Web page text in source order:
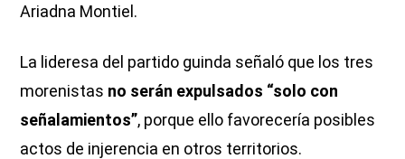
Ariadna Montiel.
La lideresa del partido guinda señaló que los tres
morenistas no serán expulsados “solo con
señalamientos”, porque ello favorecería posibles
actos de injerencia en otros territorios.